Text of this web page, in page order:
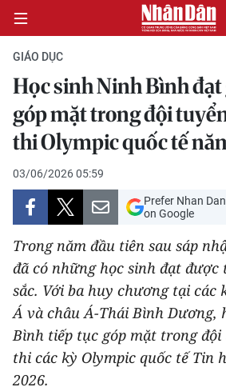
CHÍNH TRỊ
KINH TẾ
VĂN HÓA
XÃ HỘI
PHÁP LUẬT
DU LỊCH
THẾ GIỚI
THỂ THAO
GIÁO DỤC
Học sinh Ninh Bình đạt
góp mặt trong đội
thi Olympic quốc tế
03/06/2026 05:59
Prefer Nhan Dan
on Google
Trong năm đầu tiên sau sáp
đã có những học sinh đạt
sắc. Với ba huy chương tại các
Á và châu Á-Thái Bình Dương,
Bình tiếp tục góp mặt trong
thi các kỳ Olympic quốc tế Tin
2026.